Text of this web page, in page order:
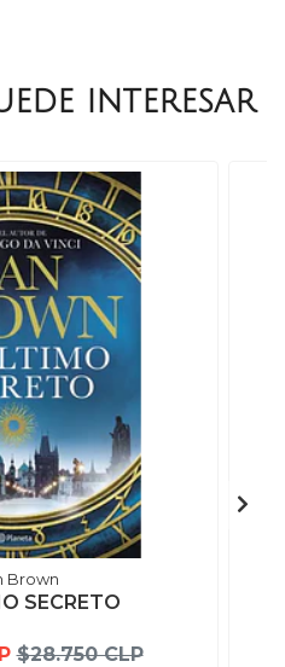
interesar
Brown
SECRETO
$28.750 CLP